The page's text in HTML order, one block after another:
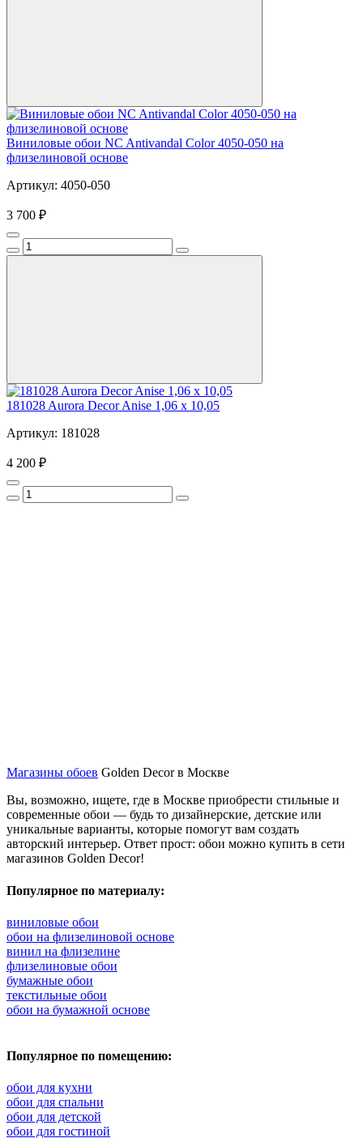
Виниловые обои NC Antivandal Color 4050-050 на
флизелиновой основе
Артикул: 4050-050
3 700 ₽
181028 Aurora Decor Anise 1,06 х 10,05
Артикул: 181028
4 200 ₽
Магазины обоев Golden Decor в Москве
Вы, возможно, ищете, где в Москве приобрести стильные и
современные обои — будь то дизайнерские, детские или
уникальные варианты, которые помогут вам создать
авторский интерьер. Ответ прост: обои можно купить в сети
магазинов Golden Decor!
Популярное по материалу:
виниловые обои
обои на флизелиновой основе
винил на флизелине
флизелиновые обои
бумажные обои
текстильные обои
обои на бумажной основе
Популярное по помещению:
обои для кухни
обои для спальни
обои для детской
обои для гостиной